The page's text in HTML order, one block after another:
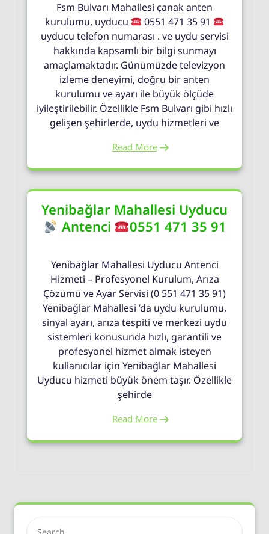
Fsm Bulvarı Mahallesi çanak anten
kurulumu, uyducu
0551 471 35 91
uyducu telefon numarası . ve uydu servisi
hakkında kapsamlı bir bilgi sunmayı
amaçlamaktadır. Günümüzde televizyon
izleme deneyimi, doğru bir anten
kurulumu ve ayarı ile büyük ölçüde
iyileştirilebilir. Özellikle Fsm Bulvarı gibi hızlı
gelişen şehirlerde, uydu hizmetleri ve
Read More
Yenibağlar Mahallesi Uyducu
Antenci
0551 471 35 91
Yenibağlar Mahallesi Uyducu Antenci
Hizmeti – Profesyonel Kurulum, Arıza
Çözümü ve Ayar Servisi (0 551 471 35 91)
Yenibağlar Mahallesi ’da uydu kurulumu,
sinyal ayarı, arıza tespiti ve merkezi uydu
sistemleri konusunda hızlı, garantili ve
profesyonel hizmet almak isteyen
kullanıcılar için Yenibağlar Mahallesi
Uyducu hizmeti büyük önem taşır. Özellikle
şehirde
Read More